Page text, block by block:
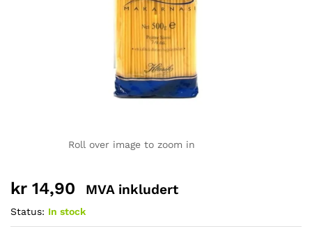
Roll over image to zoom in
kr 14,90 MVA inkludert
Status: In stock